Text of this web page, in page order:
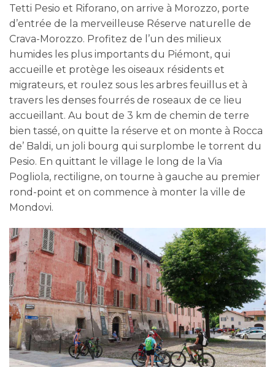
Tetti Pesio et Riforano, on arrive à Morozzo, porte
d’entrée de la merveilleuse Réserve naturelle de
Crava-Morozzo. Profitez de l’un des milieux
humides les plus importants du Piémont, qui
accueille et protège les oiseaux résidents et
migrateurs, et roulez sous les arbres feuillus et à
travers les denses fourrés de roseaux de ce lieu
accueillant. Au bout de 3 km de chemin de terre
bien tassé, on quitte la réserve et on monte à Rocca
de’ Baldi, un joli bourg qui surplombe le torrent du
Pesio. En quittant le village le long de la Via
Pogliola, rectiligne, on tourne à gauche au premier
rond-point et on commence à monter la ville de
Mondovi.